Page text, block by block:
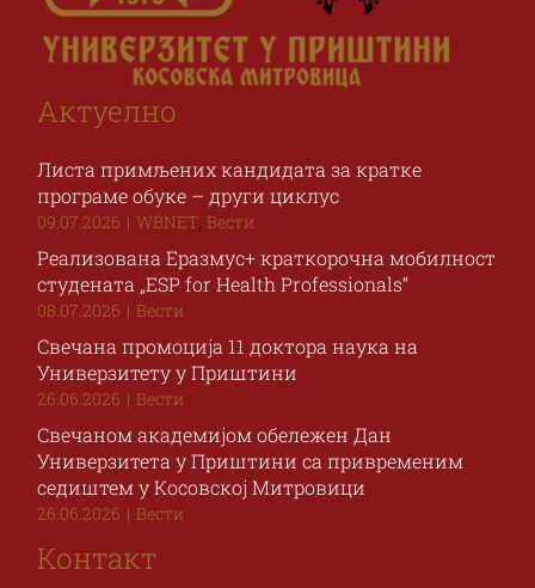
Актуелно
Листа примљених кандидата за кратке
програме обуке – други циклус
09.07.2026 | WBNET,Вести
Реализована Еразмус+ краткорочна мобилност
студената „ESP for Health Professionals“
08.07.2026 | Вести
Свечана промоција 11 доктора наука на
Универзитету у Приштини
26.06.2026 | Вести
Свечаном академијом обележен Дан
Универзитета у Приштини са привременим
седиштем у Косовској Митровици
26.06.2026 | Вести
Контакт